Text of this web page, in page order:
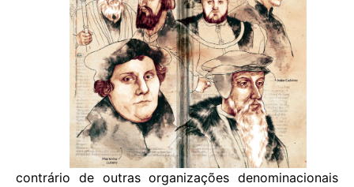
contrário de outras organizações denominacionais